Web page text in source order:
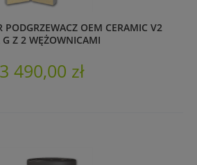
PODGRZEWACZ OEM CERAMIC V2
Z 2 WĘŻOWNICAMI
3 490,00 zł